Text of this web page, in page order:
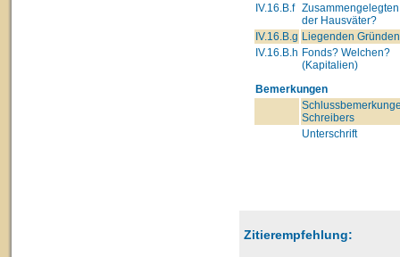
IV.16.B.f
der Hausväter?
IV.16.B.g Liegenden
IV.16.B.h Fonds? Welchen?
(Kapitalien)
Bemerkungen
Schreibers
Unterschrift
Zitierempfehlung: